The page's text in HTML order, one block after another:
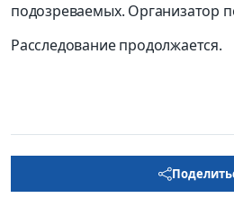
подозреваемых. Организатор
Расследование продолжается.